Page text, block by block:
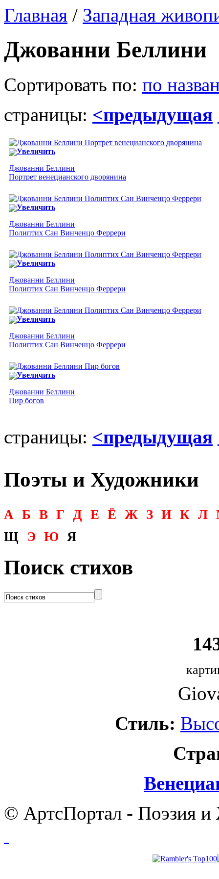
Главная / Западная
Джованни Беллини
Сортировать по: по
страницы: <предыдущая
Увеличить
Джованни Беллини
Портрет венецианского дворянина
Увеличить
Джованни Беллини
Полиптих Сан Винченцо Феррери
Увеличить
Джованни Беллини
Полиптих Сан Винченцо Феррери
Увеличить
Джованни Беллини
Полиптих Сан Винченцо Феррери
Увеличить
Джованни Беллини
Пир богов
страницы: <предыдущая
Поэты и Художники
А Б В Г Д Е Ё Ж З И К Л
Щ
Э Ю Я
Поиск стихов
Стиль:
© АртсПортал - Поэзия